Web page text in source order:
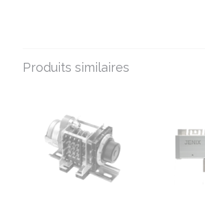
Produits similaires